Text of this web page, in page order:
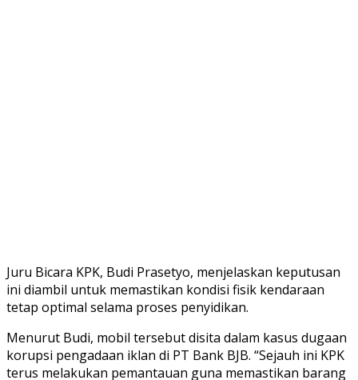
Juru Bicara KPK, Budi Prasetyo, menjelaskan keputusan
ini diambil untuk memastikan kondisi fisik kendaraan
tetap optimal selama proses penyidikan.
Menurut Budi, mobil tersebut disita dalam kasus dugaan
korupsi pengadaan iklan di PT Bank BJB. “Sejauh ini KPK
terus melakukan pemantauan guna memastikan barang